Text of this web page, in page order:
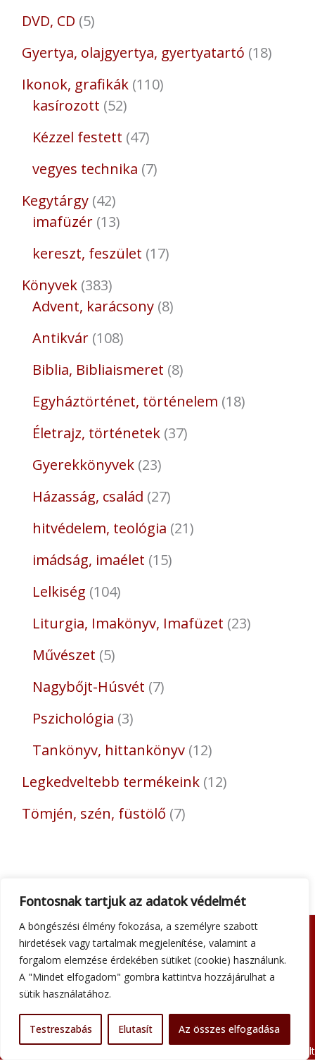
Fontosnak tartjuk az adatok védelmét
A böngészési élmény fokozása, a személyre szabott
hirdetések vagy tartalmak megjelenítése, valamint a
forgalom elemzése érdekében sütiket (cookie) használunk.
A "Mindet elfogadom" gombra kattintva hozzájárulhat a
sütik használatához.
Testreszabás Elutasít Az összes elfogadása
DVD, CD 5
Gyertya, olajgyertya, gyertyatartó 18
Ikonok, grafikák 110
kasírozott 52
Kézzel festett 47
vegyes technika 7
Kegytárgy 42
imafüzér 13
kereszt, feszület 17
Könyvek 383
Advent, karácsony 8
Antikvár 108
Biblia, Bibliaismeret 8
Egyháztörténet, történelem 18
Életrajz, történetek 37
Gyerekkönyvek 23
Házasság, család 27
hitvédelem, teológia 21
imádság, imaélet 15
Lelkiség 104
Liturgia, Imakönyv, Imafüzet 23
Művészet 5
Nagybőjt-Húsvét 7
Pszichológia 3
Tankönyv, hittankönyv 12
Legkedveltebb termékeink 12
Tömjén, szén, füstölő 7
Adatkezelési tájékoztató
Általános szerződési feltételek
Kapcsolat
Minden jog fenntartva © 2026 Szent Atanáz Könyv- és Kegytárgybolt